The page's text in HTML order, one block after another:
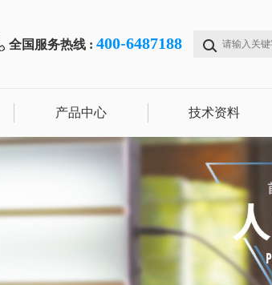
全国服务热线 : 400-6487188
产品中心 技术资料